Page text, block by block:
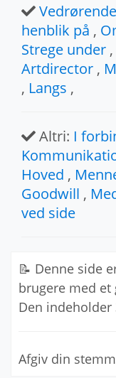
Vedrørende
henblik på ,
Strege under ,
Artdirector ,
, Langs ,
Altri: I
Hoved ,
Goodwill ,
ved side
📝 Denne side
brugere med et
Den indeholder
Afgiv din